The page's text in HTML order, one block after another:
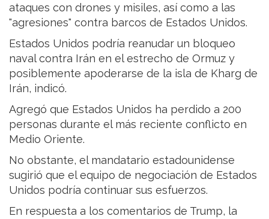
ataques con drones y misiles, así como a las
"agresiones" contra barcos de Estados Unidos.
Estados Unidos podría reanudar un bloqueo
naval contra Irán en el estrecho de Ormuz y
posiblemente apoderarse de la isla de Kharg de
Irán, indicó.
Agregó que Estados Unidos ha perdido a 200
personas durante el más reciente conflicto en
Medio Oriente.
No obstante, el mandatario estadounidense
sugirió que el equipo de negociación de Estados
Unidos podría continuar sus esfuerzos.
En respuesta a los comentarios de Trump, la